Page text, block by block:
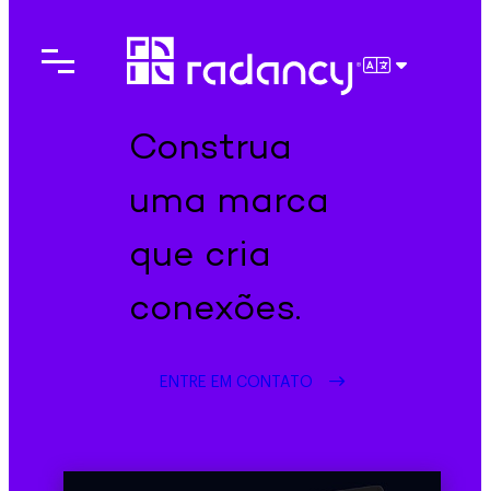
Construa
uma marca
que cria
conexões.
ENTRE EM CONTATO